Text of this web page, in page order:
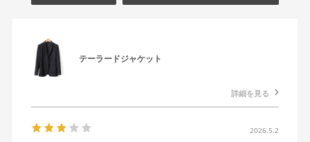
テーラードジャケット
詳細を見る
2026.5.2